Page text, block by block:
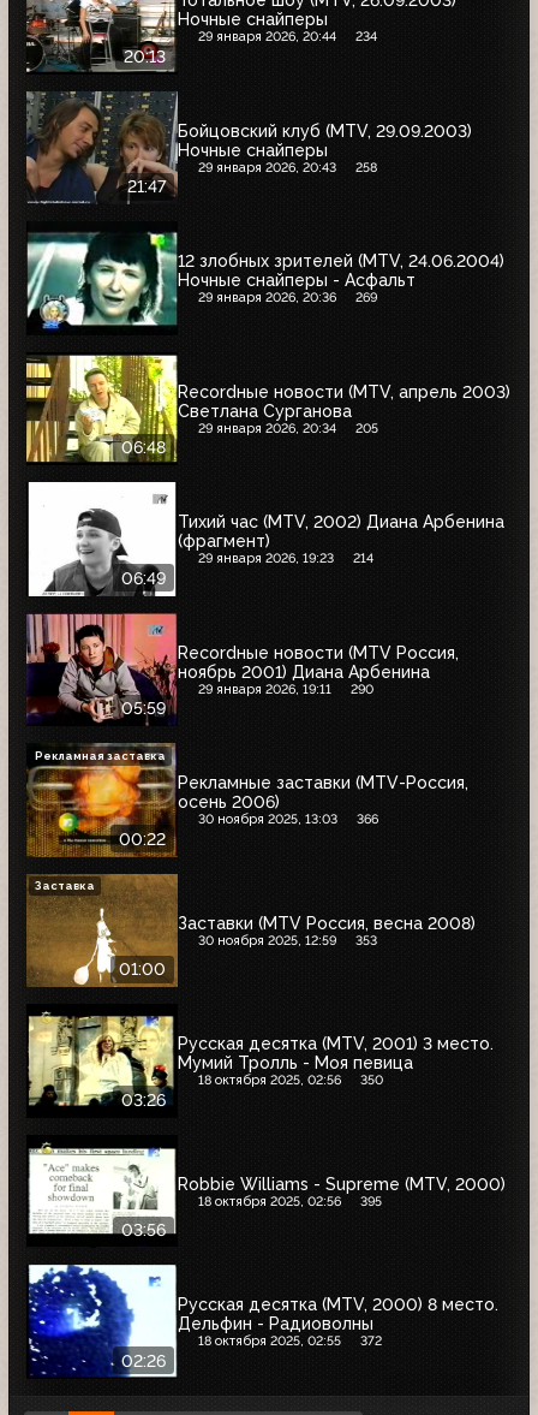
20:13
Ночные снайперы
29 января 2026, 20:44 234
21:47
Бойцовский клуб (MTV, 29.09.2003)
Ночные снайперы
29 января 2026, 20:43 258
12 злобных зрителей (MTV, 24.06.2004)
Ночные снайперы - Асфальт
29 января 2026, 20:36 269
06:48
Recordные новости (MTV, апрель 2003)
Светлана Сурганова
29 января 2026, 20:34 205
06:49
Тихий час (MTV, 2002) Диана Арбенина
(фрагмент)
29 января 2026, 19:23 214
05:59
Recordные новости (MTV Россия,
ноябрь 2001) Диана Арбенина
29 января 2026, 19:11 290
00:22
Рекламные заставки (MTV-Россия,
осень 2006)
30 ноября 2025, 13:03 366
Рекламная заставка
01:00
Заставки (MTV Россия, весна 2008)
30 ноября 2025, 12:59 353
Заставка
03:26
Русская десятка (MTV, 2001) 3 место.
Мумий Тролль - Моя певица
18 октября 2025, 02:56 350
03:56
Robbie Williams - Supreme (MTV, 2000)
18 октября 2025, 02:56 395
02:26
Русская десятка (MTV, 2000) 8 место.
Дельфин - Радиоволны
18 октября 2025, 02:55 372